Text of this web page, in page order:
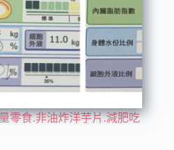
零食.非油炸洋芋片.減肥吃